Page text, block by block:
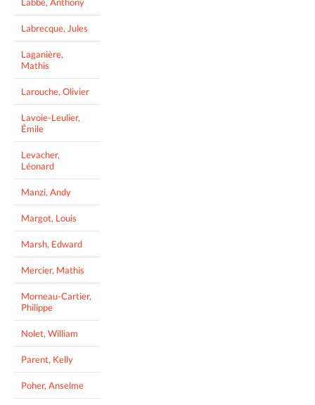
Labbé, Anthony
Labrecque, Jules
Laganière,
Mathis
Larouche, Olivier
Lavoie-Leulier,
Émile
Levacher,
Léonard
Manzi, Andy
Margot, Louis
Marsh, Edward
Mercier, Mathis
Morneau-Cartier,
Philippe
Nolet, William
Parent, Kelly
Poher, Anselme